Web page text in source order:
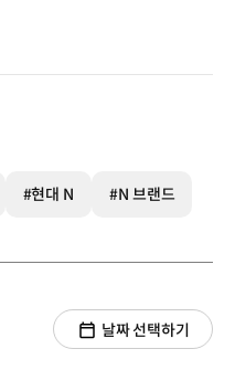
#현대 N #N 브랜드
날짜 선택하기